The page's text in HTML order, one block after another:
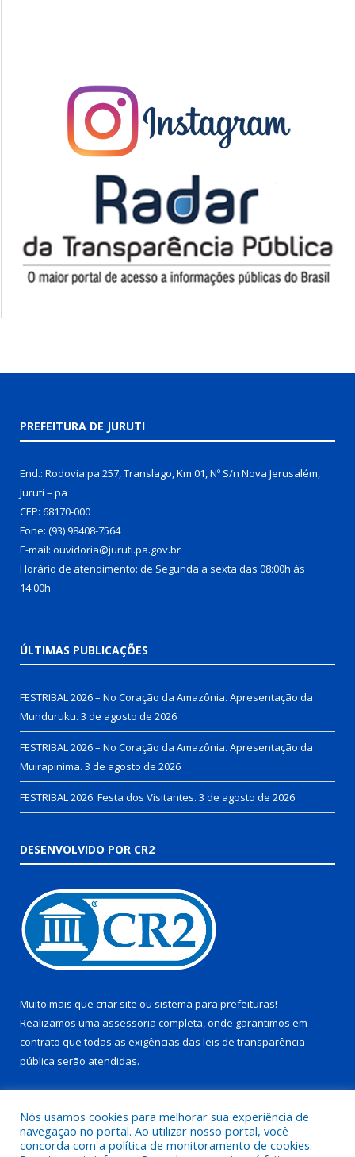
PREFEITURA DE JURUTI
End.: Rodovia pa 257, Translago, Km 01, Nº S/n Nova Jerusalém,
Juruti – pa
CEP: 68170-000
Fone: (93) 98408-7564
E-mail: ouvidoria@juruti.pa.gov.br
Horário de atendimento: de Segunda a sexta das 08:00h às
14:00h
ÚLTIMAS PUBLICAÇÕES
FESTRIBAL 2026 – No Coração da Amazônia. Apresentação da
Munduruku. 3 de agosto de 2026
FESTRIBAL 2026 – No Coração da Amazônia. Apresentação da
Muirapinima. 3 de agosto de 2026
FESTRIBAL 2026: Festa dos Visitantes. 3 de agosto de 2026
DESENVOLVIDO POR CR2
Muito mais que criar site ou sistema para prefeituras!
Realizamos uma assessoria completa, onde garantimos em
contrato que todas as exigências das leis de transparência
pública serão atendidas.
Nós usamos cookies para melhorar sua experiência de
navegação no portal. Ao utilizar nosso portal, você
concorda com a política de monitoramento de cookies.